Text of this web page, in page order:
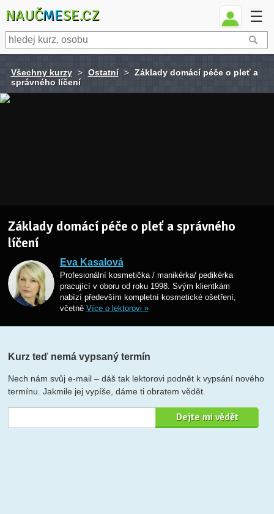
NAUČMESE.CZ ☰
Všechny kurzy > Ostatní > Základy domácí péče o pleť a
správného líčení
Základy domácí péče o pleť a správného
líčení
Eva Kasalová
Profesionální kosmetička / manikérka/ pedikérka
pracující v oboru od roku 1998. Svým klientkám
nabízí především kompletní kosmetické ošetření,
včetně Více o lektorovi »
Kurz teď nemá vypsaný termín
Nech nám svůj e-mail – dáš tak lektorovi podnět k vypsání nového
termínu. Jakmile jej vypíše, dáme ti obratem vědět.